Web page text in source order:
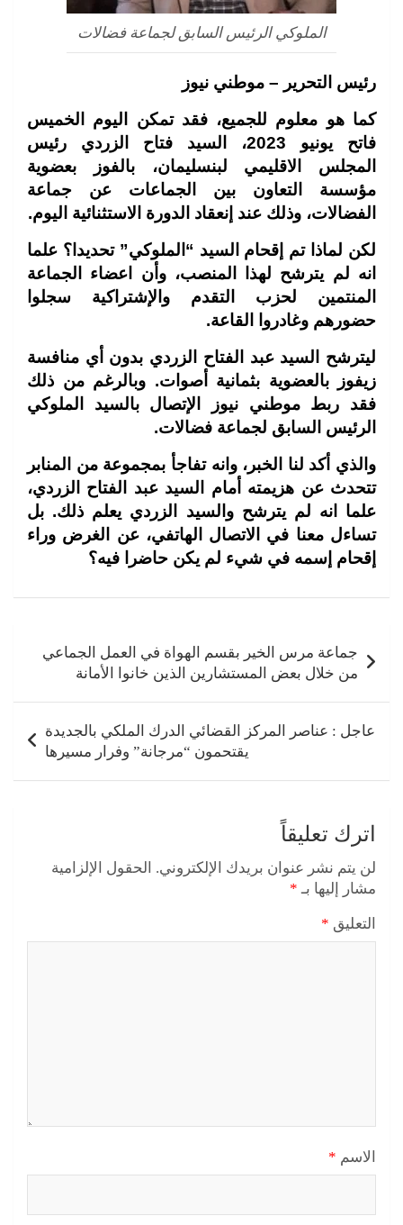
الملوكي الرئيس السابق لجماعة فضالات
رئيس التحرير – موطني نيوز
كما هو معلوم للجميع، فقد تمكن اليوم الخميس
فاتح يونيو 2023، السيد فتاح الزردي رئيس
المجلس الاقليمي لبنسليمان، بالفوز بعضوية
مؤسسة التعاون بين الجماعات عن جماعة
الفضالات، وذلك عند إنعقاد الدورة الاستثنائية اليوم.
لكن لماذا تم إقحام السيد “الملوكي” تحديدا؟ علما
انه لم يترشح لهذا المنصب، وأن اعضاء الجماعة
المنتمين لحزب التقدم والإشتراكية سجلوا
حضورهم وغادروا القاعة.
ليترشح السيد عبد الفتاح الزردي بدون أي منافسة
زيفوز بالعضوية بثمانية أصوات. وبالرغم من ذلك
فقد ربط موطني نيوز الإتصال بالسيد الملوكي
الرئيس السابق لجماعة فضالات.
والذي أكد لنا الخبر، وانه تفاجأ بمجموعة من المنابر
تتحدث عن هزيمته أمام السيد عبد الفتاح الزردي،
علما انه لم يترشح والسيد الزردي يعلم ذلك. بل
تساءل معنا في الاتصال الهاتفي، عن الغرض وراء
إقحام إسمه في شيء لم يكن حاضرا فيه؟
المقالاتجماعة مرس الخير بقسم الهواة في العمل الجماعي
من خلال بعض المستشارين الذين خانوا الأمانة
عاجل : عناصر المركز القضائي الدرك الملكي بالجديدة
يقتحمون “مرجانة” وفرار مسيرها
اترك تعليقاً
لن يتم نشر عنوان بريدك الإلكتروني. الحقول الإلزامية
مشار إليها بـ *
التعليق *
الاسم *